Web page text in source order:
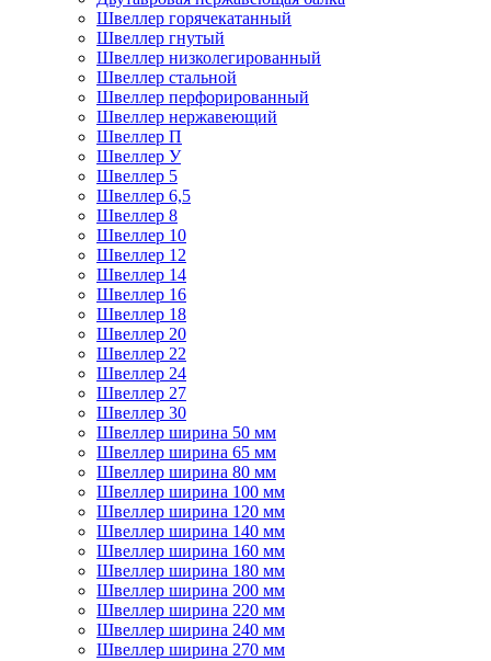
Швеллер горячекатанный
Швеллер гнутый
Швеллер низколегированный
Швеллер стальной
Швеллер перфорированный
Швеллер нержавеющий
Швеллер П
Швеллер У
Швеллер 5
Швеллер 6,5
Швеллер 8
Швеллер 10
Швеллер 12
Швеллер 14
Швеллер 16
Швеллер 18
Швеллер 20
Швеллер 22
Швеллер 24
Швеллер 27
Швеллер 30
Швеллер ширина 50 мм
Швеллер ширина 65 мм
Швеллер ширина 80 мм
Швеллер ширина 100 мм
Швеллер ширина 120 мм
Швеллер ширина 140 мм
Швеллер ширина 160 мм
Швеллер ширина 180 мм
Швеллер ширина 200 мм
Швеллер ширина 220 мм
Швеллер ширина 240 мм
Швеллер ширина 270 мм